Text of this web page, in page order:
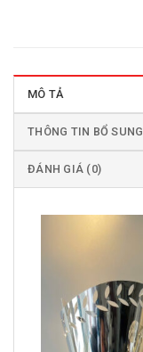
MÔ TẢ
THÔNG TIN BỔ SUNG
ĐÁNH GIÁ (0)